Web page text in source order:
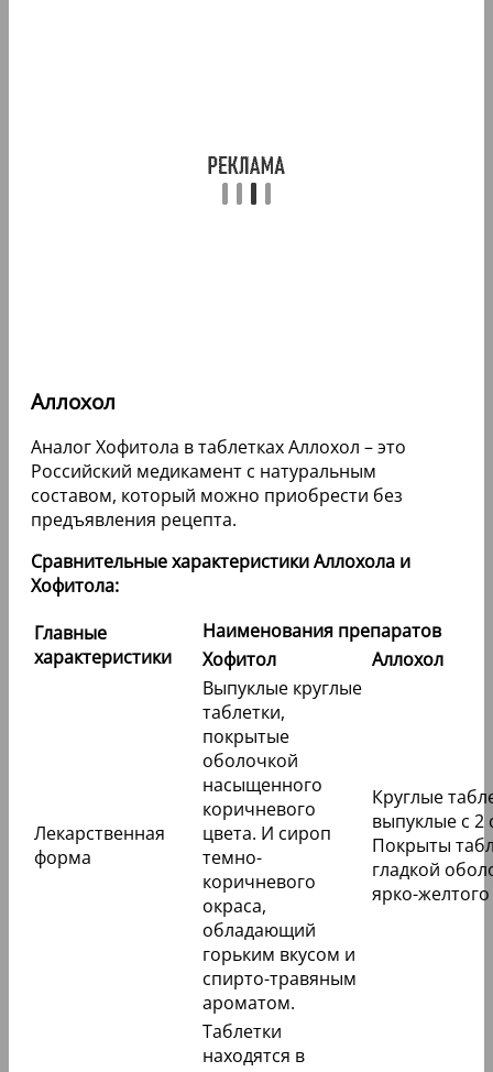
Аллохол
Аналог Хофитола в таблетках Аллохол – это
Российский медикамент с натуральным
составом, который можно приобрести без
предъявления рецепта.
Сравнительные характеристики Аллохола и
Хофитола:
Главные
характеристики
Наименования препаратов
Хофитол
Аллохол
Лекарственная
форма
Выпуклые круглые
таблетки,
покрытые
оболочкой
насыщенного
коричневого
цвета. И сироп
темно-
коричневого
окраса,
обладающий
горьким вкусом и
спирто-травяным
ароматом.
Круглые
выпуклые с 2
Покрыты
гладкой
ярко-
Таблетки
находятся в